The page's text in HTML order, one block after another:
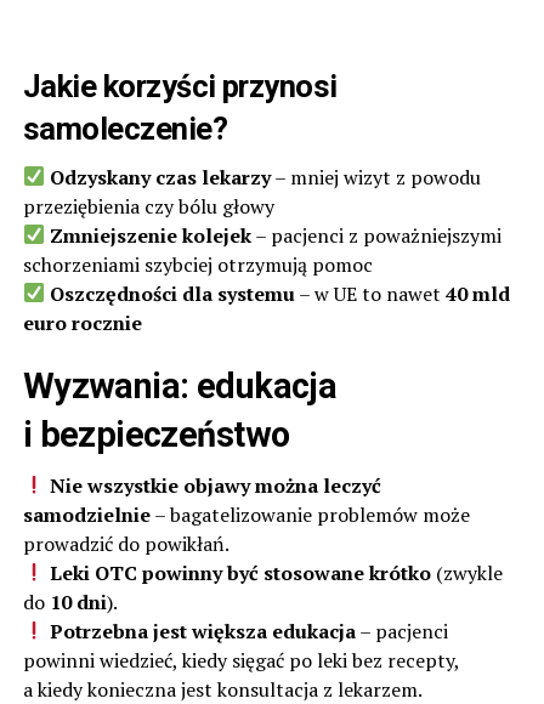
Jakie korzyści przynosi
samoleczenie?
Odzyskany czas lekarzy– mniej wizyt z powodu
przeziębienia czy bólu głowy
Zmniejszenie kolejek– pacjenci z poważniejszymi
schorzeniami szybciej otrzymują pomoc
Oszczędności dla systemu– w UE to nawet 40 mld
euro rocznie
Wyzwania: edukacja
i bezpieczeństwo
Nie wszystkie objawy można leczyć
samodzielnie– bagatelizowanie problemów może
prowadzić do powikłań.
Leki OTC powinny być stosowane krótko(zwykle
do 10 dni).
Potrzebna jest większa edukacja– pacjenci
powinni wiedzieć, kiedy sięgać po leki bez recepty,
a kiedy konieczna jest konsultacja z lekarzem.